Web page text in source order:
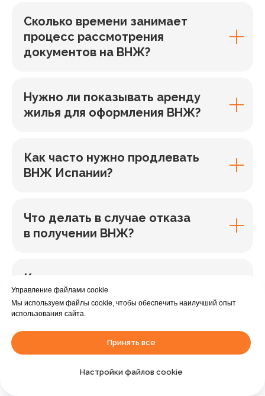
Сколько времени занимает
процесс рассмотрения
документов на ВНЖ?
Нужно ли показывать аренду
жилья для оформления ВНЖ?
Как часто нужно продлевать
ВНЖ Испании?
Что делать в случае отказа
в получении ВНЖ?
Какие налоги нужно платить
в Испании с ВНЖ?
Какой список документов?
Помогаете ли, если чего-либо
не хватает?
Управление файлами cookie
Мы используем файлы cookie, чтобы обеспечить наилучший опыт
использования сайта.
Принять все
Настройки файлов cookie